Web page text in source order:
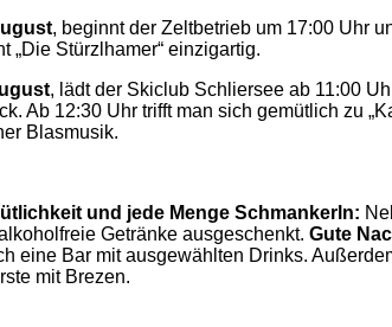
, beginnt der Zeltbetrieb um 17:00 Uhr
„Die Stürzlhamer“ einzigartig.
, lädt der Skiclub Schliersee ab 11:00
Ab 12:30 Uhr trifft man sich gemütlich zu
Blasmusik.
und jede Menge Schmankerln:
Getränke ausgeschenkt. Gute
eine Bar mit ausgewählten Drinks.
mit Brezen.